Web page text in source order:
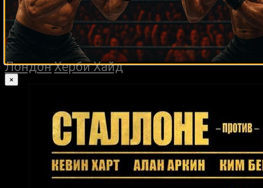
Люк Рокхолд Марсело Фабиан Домингес
Куваныч Тойгонбаев
Деррик Лэмпкинс
Эмануэле Лео Мийо Йошида Ричард
Комми Томми Харрисон Майкл Моралес
Педро Агосто Су Мудаержи Джимми Бредаль Брайан
ЛондонХерби Хайд
×